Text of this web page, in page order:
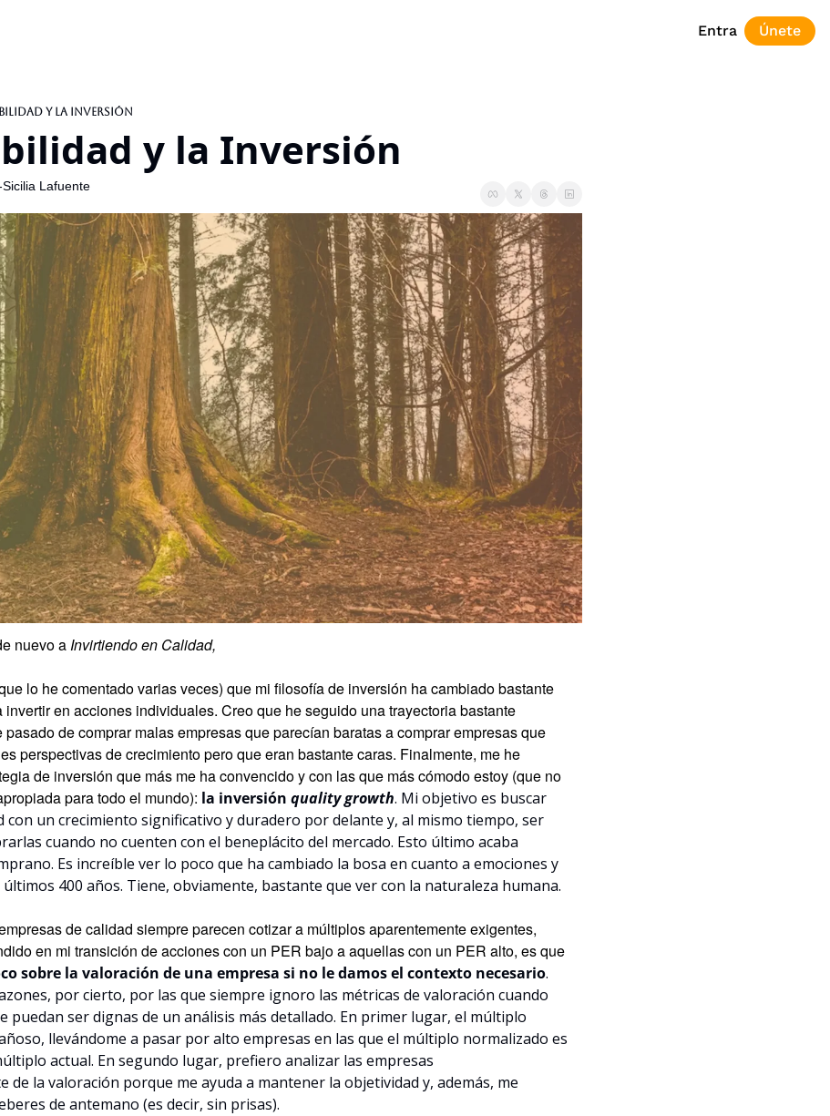
Entra Únete
y la Inversión
y la Inversión
Lafuente
nuevo a Invirtiendo en Calidad,
lo he comentado varias veces) que mi filosofía de inversión ha cambiado bastante
invertir en acciones individuales. Creo que he seguido una trayectoria bastante
de comprar malas empresas que parecían baratas a comprar empresas que
perspectivas de crecimiento pero que eran bastante caras. Finalmente, me he
de inversión que más me ha convencido y con las que más cómodo estoy (que no
para todo el mundo): la inversión quality growth. Mi objetivo es buscar
con un crecimiento significativo y duradero por delante y, al mismo tiempo, ser
cuando no cuenten con el beneplácito del mercado. Esto último acaba
Es increíble ver lo poco que ha cambiado la bosa en cuanto a emociones y
400 años. Tiene, obviamente, bastante que ver con la naturaleza humana.
de calidad siempre parecen cotizar a múltiplos aparentemente exigentes,
en mi transición de acciones con un PER bajo a aquellas con un PER alto, es que
sobre la valoración de una empresa si no le damos el contexto necesario.
por cierto, por las que siempre ignoro las métricas de valoración cuando
puedan ser dignas de un análisis más detallado. En primer lugar, el múltiplo
llevándome a pasar por alto empresas en las que el múltiplo normalizado es
actual. En segundo lugar, prefiero analizar las empresas
de la valoración porque me ayuda a mantener la objetividad y, además, me
de antemano (es decir, sin prisas).